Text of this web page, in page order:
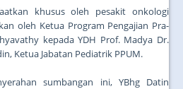
khusus oleh pesakit onkologi
oleh Ketua Program Pengajian Pra-
kepada YDH Prof. Madya Dr.
Ketua Jabatan Pediatrik PPUM.
sumbangan ini, YBhg Datin